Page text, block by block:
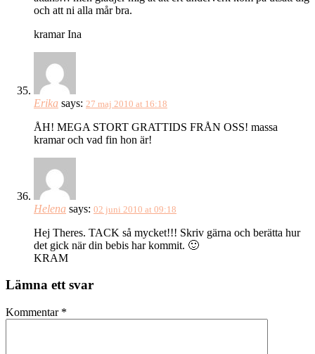
och att ni alla mår bra.
kramar Ina
Erika says: 27 maj 2010 at 16:18
ÅH! MEGA STORT GRATTIDS FRÅN OSS! massa
kramar och vad fin hon är!
Helena says: 02 juni 2010 at 09:18
Hej Theres. TACK så mycket!!! Skriv gärna och berätta hur
det gick när din bebis har kommit. 🙂
KRAM
Lämna ett svar
Kommentar *